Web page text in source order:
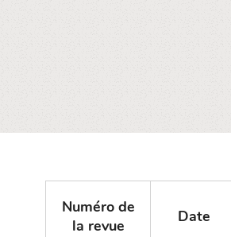
Numéro de
la revue
Date